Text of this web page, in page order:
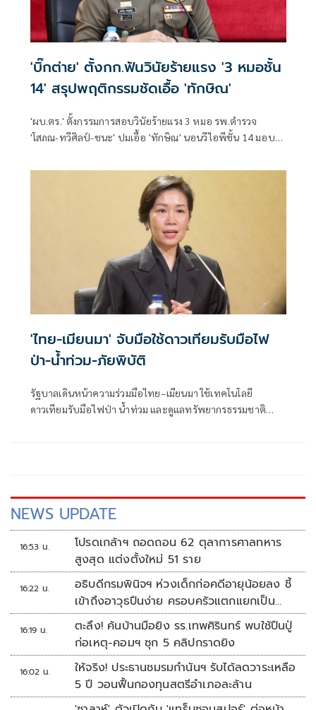
'บิ๊กต่าย' ตั้งกก.ฟันวินัยร้ายแรง '3 หมอชั้น
14' สรุปพฤติกรรมชัดเอื้อ 'ทักษิณ'
'ผบ.ตร.' ตั้งกรรมการสอบวินัยร้ายแรง 3 หมอ รพ.ตำรวจ
'โสภณ-ทวีศิลป์-ชนะ' ปมเอื้อ 'ทักษิณ' นอนวีไอพีชั้น 14 มอบ
'ไทย-เมียนมา' จับมือใช้ดาวเทียมรับมือไฟ
ป่า-น้ำท่วม-ภัยพิบัติ
รัฐบาลเดินหน้าความร่วมมือไทย–เมียนมา ใช้เทคโนโลยี
ดาวเทียมรับมือไฟป่า น้ำท่วม และดูแลทรัพยากรธรรมชาติ
NEWS UPDATE
16:53 น.
โปรดเกล้าฯ ถอดถอน 62 ตุลาการศาลทหาร
สูงสุด แต่งตั้งใหม่ 51 ราย
16:22 น.
อธิบดีกรมพินิจฯ ห่วงเด็กก่อคดีอายุน้อยลง ชี้
เข้าถึงอาวุธปืนง่าย ครอบครัวแตกแยกเป็น
ชนวนสำคัญ
16:19 น.
ตะลึง! ค้นบ้านมือยิง รร.เทพศิรินทร์ พบใช้ปืนปู่
ก่อเหตุ-คอมฯ ซุก 5 คลิปกราดยิง
16:02 น.
ให้จริง! ประธานชมรมกำนันฯ รับได้ลดวาระเหลือ
5 ปี วอนฟื้นกองทุนสตรีอำเภอละล้าน